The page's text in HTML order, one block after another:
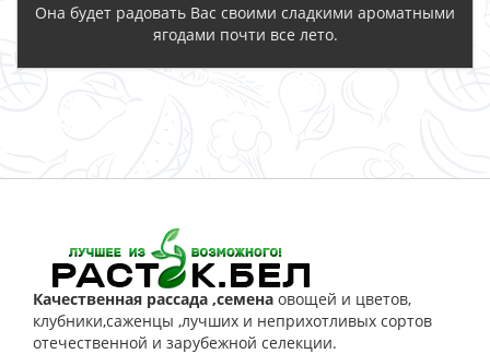
Она будет радовать Вас своими сладкими ароматными
ягодами почти все лето.
Качественная рассада ,семена овощей и цветов,
клубники,саженцы ,лучших и неприхотливых сортов
отечественной и зарубежной селекции.